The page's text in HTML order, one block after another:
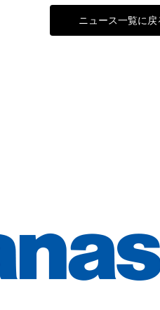
ニュース一覧に戻